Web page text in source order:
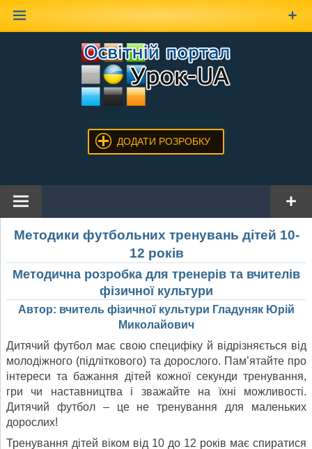
ДОДАТИ РОЗРОБКУ
Методики футбольних тренувань дітей 10-
12 років
Методична розробка для тренерів та вчителів
фізичної культури
Автор: вчитель фізичної культури Гладуняк Юрій
Миколайович
Дитячий футбол має свою специфіку й відрізняється від
молодіжного (підліткового) та дорослого. Пам’ятайте про
інтереси та бажання дітей кожної секунди тренування,
гри чи наставництва і зважайте на їхні можливості.
Дитячий футбол – це не тренування для маленьких
дорослих!
Тренування дітей віком від 10 до 12 років має спиратися